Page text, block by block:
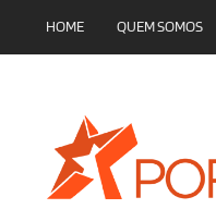
HOME QUEM SOMOS